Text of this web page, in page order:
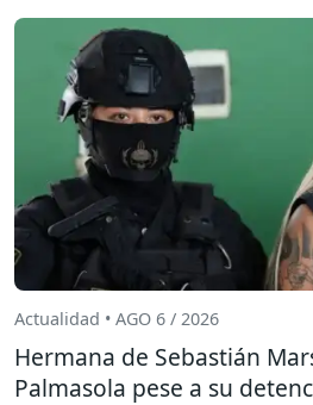
Actualidad • AGO 6 / 2026
Hermana de Sebastián
Palmasola pese a su